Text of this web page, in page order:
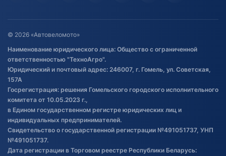
Оставить отзыв
Договор публичной оферты
Обработка файлов cookie
Постановка транспорта на учет
Обновления в ЭПТС 2024
© 2026 «Автовеломото»
Наименование юридического лица: Общество с ограниченной
ответственностью "ТехноАгро".
Юридический и почтовый адрес: 246007, г. Гомель, ул. Советская,
157А
Госрегистрация: решения Гомельского городского исполнительного
комитета от 10.05.2023 г.,
в Едином государственном регистре юридических лиц и
индивидуальных предпринимателей.
Свидетельство о государственной регистрации №491051737, УНП
№491051737.
Дата регистрации в Торговом реестре Республики Беларусь: